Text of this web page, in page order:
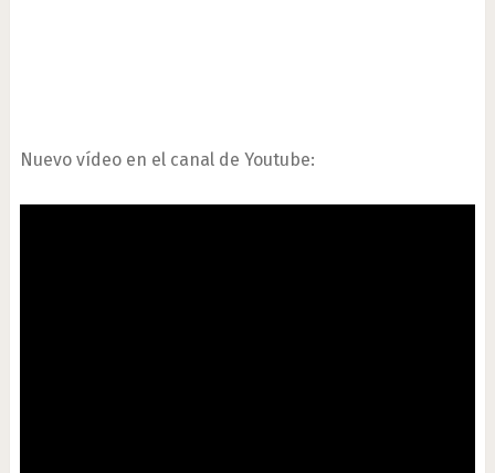
Nuevo vídeo en el canal de Youtube: